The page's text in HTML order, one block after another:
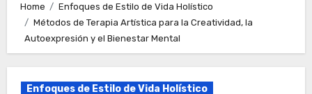
Home
Enfoques de Estilo de Vida Holístico
Métodos de Terapia Artística para la Creatividad, la
Autoexpresión y el Bienestar Mental
Enfoques de Estilo de Vida Holístico